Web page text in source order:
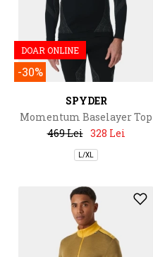
DOAR ONLINE
-30%
SPYDER
Momentum Baselayer Top
469 Lei 328 Lei
L/XL